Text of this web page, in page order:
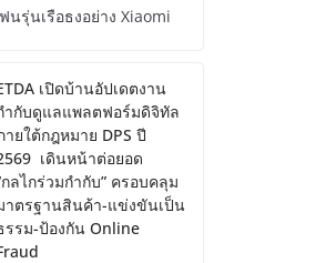
รุ่นเรือธงอย่าง Xiaomi
เปิดบ้านอัปเดตงาน
ำกับดูแลแพลตฟอร์มดิจิทัล
ายใต้กฎหมาย DPS ปี
เดินหน้าต่อยอด
กลไกร่วมกำกับ” ครอบคลุม
าตรฐานสินค้า-แข่งขันเป็น
รรม-ป้องกัน Online